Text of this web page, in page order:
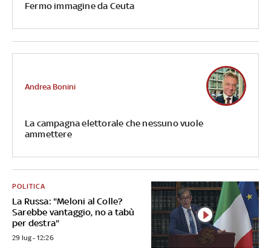
Fermo immagine da Ceuta
La campagna elettorale che nessuno vuole
ammettere
Andrea Bonini
La Russa: "Meloni al Colle?
Sarebbe vantaggio, no a tabù
per destra"
POLITICA
29 lug - 12:26